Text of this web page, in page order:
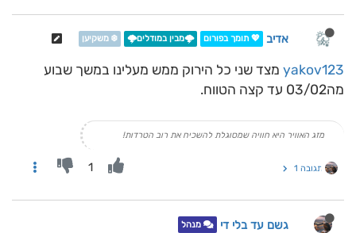
אדיב 💖 תומך בפורום 🌩️מבין במודלים🌩️ ❄️ משקיען
yakov123 מצד שני כל הירוק ממש מעלינו במשך שבוע
מה03/02 עד קצה הטווח.
מזג האוויר היא חוויה שמסוגלת להשכיח את רוב הטרדות!
תגובה 1 1
גשם עד בלי די מנהל